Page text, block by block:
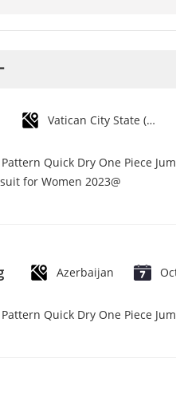
Vatican City State (Holy See)
Quick Dry One Piece
for Women 2023@
Azerbaijan
Quick Dry One Piece